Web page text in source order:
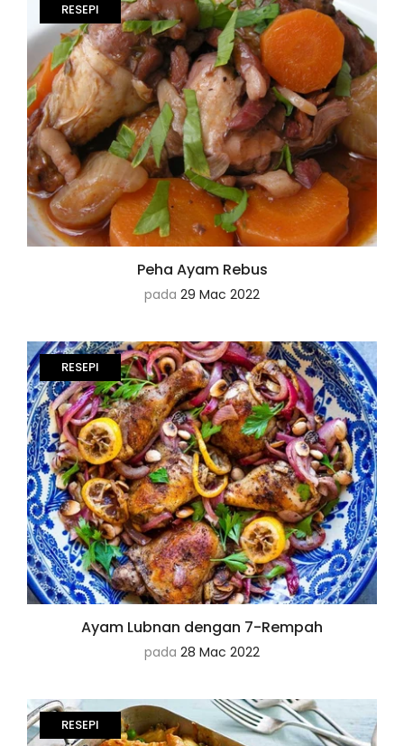
RESEPI
Peha Ayam Rebus
pada 29 Mac 2022
RESEPI
Ayam Lubnan dengan 7-Rempah
pada 28 Mac 2022
RESEPI